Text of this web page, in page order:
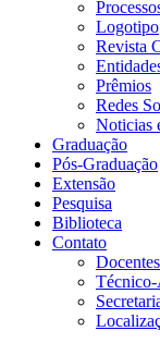
Logotipo
Revista
Prêmios
Redes
Noticias
Graduação
Pós-Graduação
Extensão
Pesquisa
Biblioteca
Contato